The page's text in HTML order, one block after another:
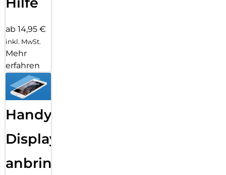
ab 14,95 €
inkl. MwSt.
Mehr
erfahren
Handy
Displayfolie
anbringen